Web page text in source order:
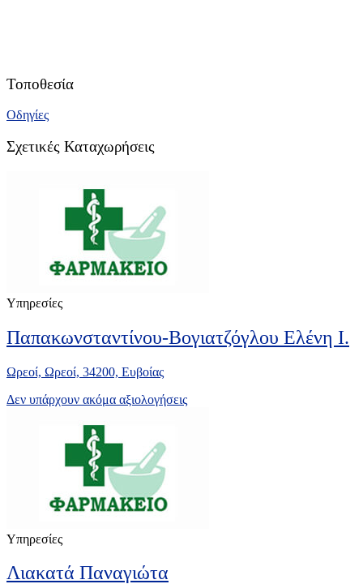
Τοποθεσία
Οδηγίες
Σχετικές Καταχωρήσεις
Υπηρεσίες
Παπακωνσταντίνου-Βογιατζόγλου Ελένη Ι.
Ωρεοί, Ωρεοί, 34200, Ευβοίας
Δεν υπάρχουν ακόμα αξιολογήσεις
Υπηρεσίες
Λιακατά Παναγιώτα